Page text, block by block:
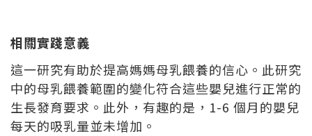
相關實踐意義
這一研究有助於提高媽媽母乳餵養的信心。此研究
中的母乳餵養範圍的變化符合這些嬰兒進行正常的
生長發育要求。此外，有趣的是，1-6 個月的嬰兒
每天的吸乳量並未增加。